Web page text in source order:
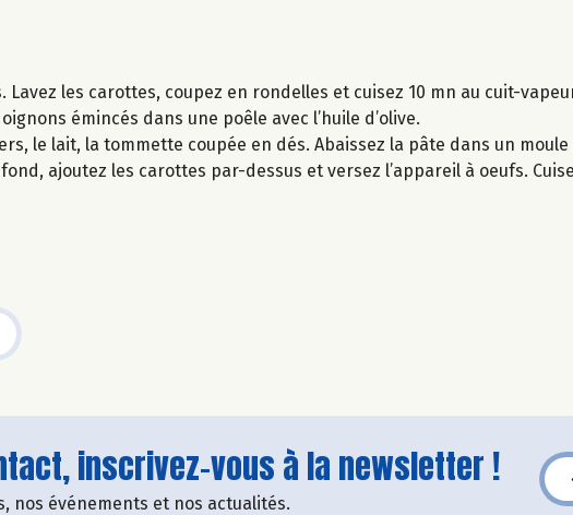
les carottes, coupez en rondelles et cuisez 10 mn au cuit-
émincés dans une poêle avec l’huile d’olive.
le lait, la tommette coupée en dés. Abaissez la pâte dans un
ajoutez les carottes par-dessus et versez l’appareil à oeufs.
inscrivez-vous à la newsletter !
nos événements et nos actualités.